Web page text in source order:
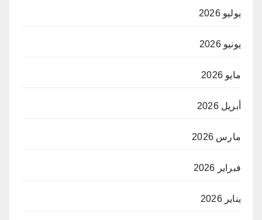
يوليو 2026
يونيو 2026
مايو 2026
أبريل 2026
مارس 2026
فبراير 2026
يناير 2026